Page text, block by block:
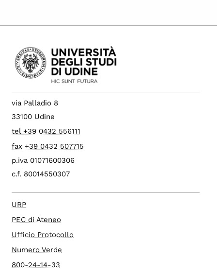
via Palladio 8
33100 Udine
tel +39 0432 556111
fax +39 0432 507715
p.iva 01071600306
c.f. 80014550307
URP
PEC di Ateneo
Ufficio Protocollo
Numero Verde
800-24-14-33